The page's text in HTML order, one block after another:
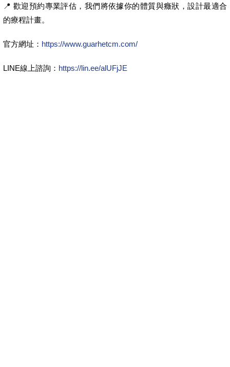
📍 歡迎預約專業評估，我們將依據你的體質與癥狀，設計最適合
的療程計畫。
官方網址： https://www.guarhetcm.com/
LINE線上諮詢： https://lin.ee/alUFjJE